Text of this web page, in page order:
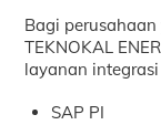
Bagi
TEKNOKAL
layanan
SAP PI